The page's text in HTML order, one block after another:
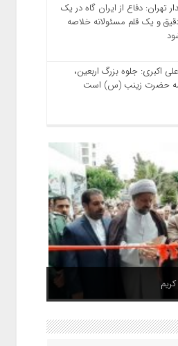
تهران: دفاع از ایران گاه در یک
و یک قلم مسئولانه خلاصه
اکبری: جلوه بزرگ اربعین،
حضرت زینب (س) است
پرند